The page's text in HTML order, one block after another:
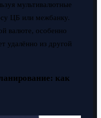
мультивалютные
ЦБ или межбанку.
валюте, особенно
удалённо из другой
как